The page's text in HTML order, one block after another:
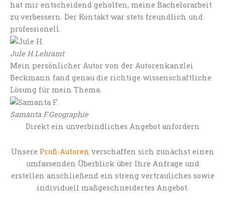
hat mir entscheidend geholfen, meine Bachelorarbeit
zu verbessern. Der Kontakt war stets freundlich und
professionell.
Jule H.Lehramt
Mein persönlicher Autor von der Autorenkanzlei
Beckmann fand genau die richtige wissenschaftliche
Lösung für mein Thema.
Samanta F.Geographie
Direkt ein unverbindliches Angebot anfordern
Unsere Profi-Autoren verschaffen sich zunächst einen
umfassenden Überblick über Ihre Anfrage und
erstellen anschließend ein streng vertrauliches sowie
individuell maßgeschneidertes Angebot.